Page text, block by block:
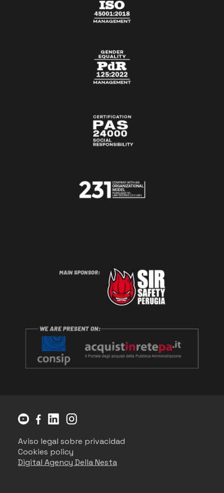
Aviso legal sobre privacidad
Cookies policy
Digital Agency Della Nesta